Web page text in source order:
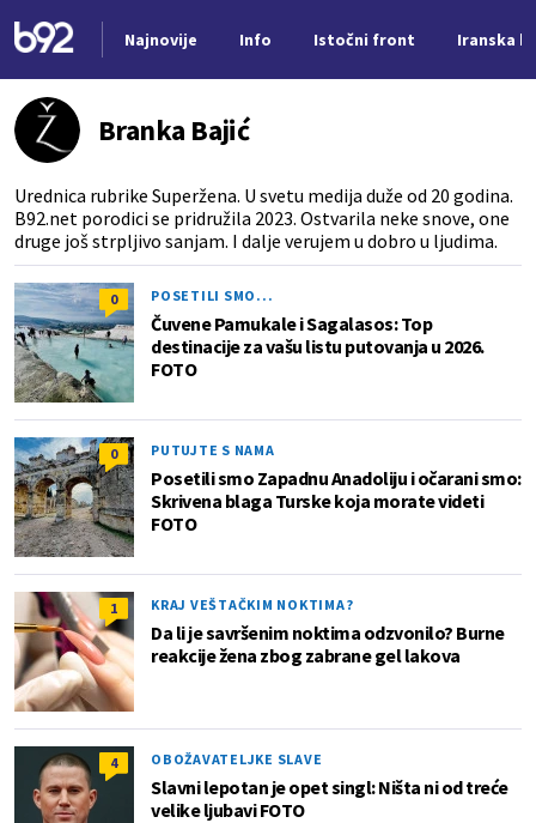
Najnovije Info Istočni front Iranska
Nova vest
Branka Bajić
Urednica rubrike Superžena. U svetu medija duže od 20 godina.
B92.net porodici se pridružila 2023. Ostvarila neke snove, one
druge još strpljivo sanjam. I dalje verujem u dobro u ljudima.
0 POSETILI SMO...
Čuvene Pamukale i Sagalasos: Top
destinacije za vašu listu putovanja u 2026.
FOTO
0 PUTUJTE S NAMA
Posetili smo Zapadnu Anadoliju i očarani smo:
Skrivena blaga Turske koja morate videti
FOTO
1 KRAJ VEŠTAČKIM NOKTIMA?
Da li je savršenim noktima odzvonilo? Burne
reakcije žena zbog zabrane gel lakova
4 OBOŽAVATELJKE SLAVE
Slavni lepotan je opet singl: Ništa ni od treće
velike ljubavi FOTO